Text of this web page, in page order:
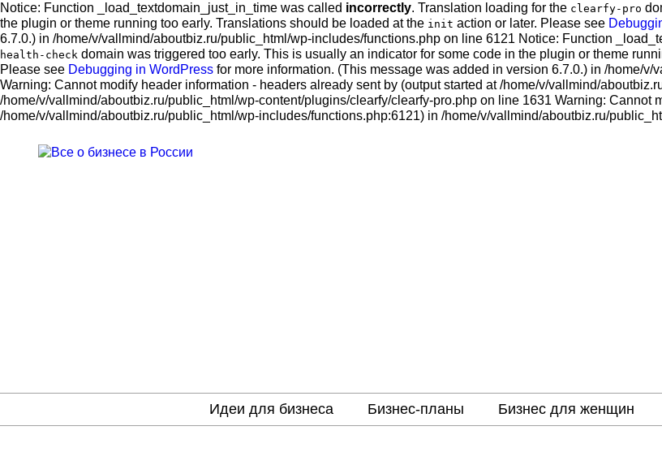
Notice: Function _load_textdomain_just_in_time was called incorrectly. Translation loading for the clearfy-pro
the plugin or theme running too early. Translations should be loaded at the init action or later. Please see
6.7.0.) in /home/v/vallmind/aboutbiz.ru/public_html/wp-includes/functions.php on line 6121 Notice: Function
health-check domain was triggered too early. This is usually an indicator for some code in the plugin or theme
Please see Debugging in WordPress for more information. (This message was added in version 6.7.0.) in /home/
Warning: Cannot modify header information - headers already sent by (output started at /home/v/vallmind/
/home/v/vallmind/aboutbiz.ru/public_html/wp-content/plugins/clearfy/clearfy-pro.php on line 1631 Warning: Cannot
/home/v/vallmind/aboutbiz.ru/public_html/wp-includes/functions.php:6121) in /home/v/vallmind/aboutbiz.ru/
Идеи для бизнеса Бизнес-планы Бизнес для женщин